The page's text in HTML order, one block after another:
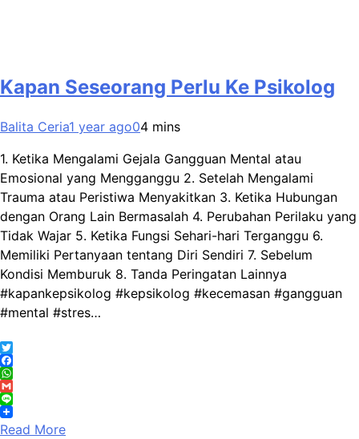
Kapan Seseorang Perlu Ke Psikolog
Balita Ceria1 year ago04 mins
1. Ketika Mengalami Gejala Gangguan Mental atau
Emosional yang Mengganggu 2. Setelah Mengalami
Trauma atau Peristiwa Menyakitkan 3. Ketika Hubungan
dengan Orang Lain Bermasalah 4. Perubahan Perilaku yang
Tidak Wajar 5. Ketika Fungsi Sehari-hari Terganggu 6.
Memiliki Pertanyaan tentang Diri Sendiri 7. Sebelum
Kondisi Memburuk 8. Tanda Peringatan Lainnya
#kapankepsikolog #kepsikolog #kecemasan #gangguan
#mental #stres…
Twitter
Facebook
WhatsApp
Gmail
Line
Read More